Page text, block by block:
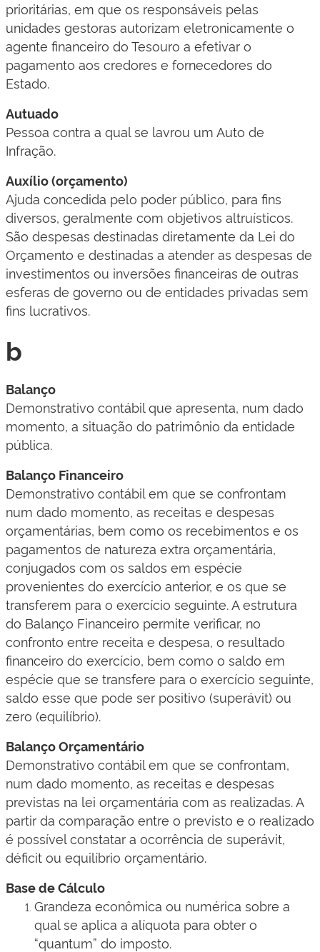
prioritárias, em que os responsáveis pelas
unidades gestoras autorizam eletronicamente o
agente financeiro do Tesouro a efetivar o
pagamento aos credores e fornecedores do
Estado.
Autuado
Pessoa contra a qual se lavrou um Auto de
Infração.
Auxílio (orçamento)
Ajuda concedida pelo poder público, para fins
diversos, geralmente com objetivos altruísticos.
São despesas destinadas diretamente da Lei do
Orçamento e destinadas a atender as despesas de
investimentos ou inversões financeiras de outras
esferas de governo ou de entidades privadas sem
fins lucrativos.
b
Balanço
Demonstrativo contábil que apresenta, num dado
momento, a situação do patrimônio da entidade
pública.
Balanço Financeiro
Demonstrativo contábil em que se confrontam
num dado momento, as receitas e despesas
orçamentárias, bem como os recebimentos e os
pagamentos de natureza extra orçamentária,
conjugados com os saldos em espécie
provenientes do exercício anterior, e os que se
transferem para o exercício seguinte. A estrutura
do Balanço Financeiro permite verificar, no
confronto entre receita e despesa, o resultado
financeiro do exercício, bem como o saldo em
espécie que se transfere para o exercício seguinte,
saldo esse que pode ser positivo (superávit) ou
zero (equilíbrio).
Balanço Orçamentário
Demonstrativo contábil em que se confrontam,
num dado momento, as receitas e despesas
previstas na lei orçamentária com as realizadas. A
partir da comparação entre o previsto e o realizado
é possível constatar a ocorrência de superávit,
déficit ou equilíbrio orçamentário.
Base de Cálculo
Grandeza econômica ou numérica sobre a
qual se aplica a alíquota para obter o
“quantum” do imposto.